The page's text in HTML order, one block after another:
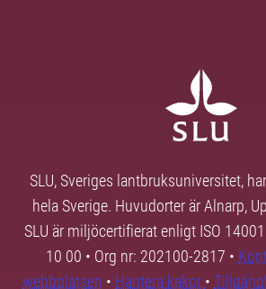
SLU, Sveriges lantbruksuniversitet,
hela Sverige. Huvudorter är Alnarp,
SLU är miljöcertifierat enligt ISO
10 00 • Org nr: 202100-2817 •
webbplatsen • Hantera kakor •